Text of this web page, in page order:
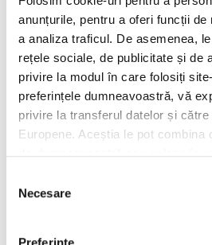
anunțurile, pentru a oferi funcții
a analiza traficul. De asemenea,
rețele sociale, de publicitate și de
privire la modul în care folosiți
preferințele dumneavoastră, vă
privire la transferul datelor și
Europene. Aceștia le pot combina
Politica de confidențialitate
consimțământului
Necesare
200 ml lichior de migdale fără
1 x pachet pișcoturi
pentru decor: ciocolată rasă
MOD DE
Într-un bol, amestecăm
până obținem o cremă
Batem smântâna lichidă până